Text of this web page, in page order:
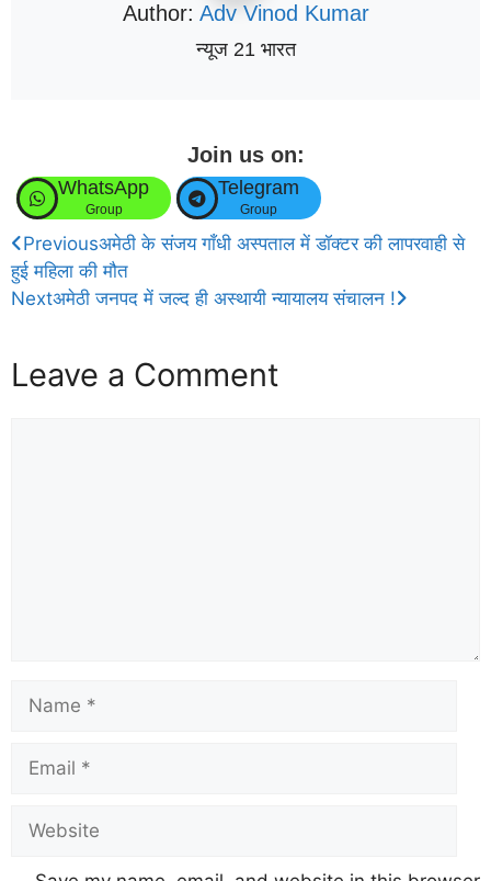
Author: Adv Vinod Kumar
न्यूज 21 भारत
Join us on:
WhatsApp
Group
Telegram
Group
Previousअमेठी के संजय गाँधी अस्पताल में डॉक्टर की लापरवाही से
हुई महिला की मौत
Nextअमेठी जनपद में जल्द ही अस्थायी न्यायालय संचालन !
Leave a Comment